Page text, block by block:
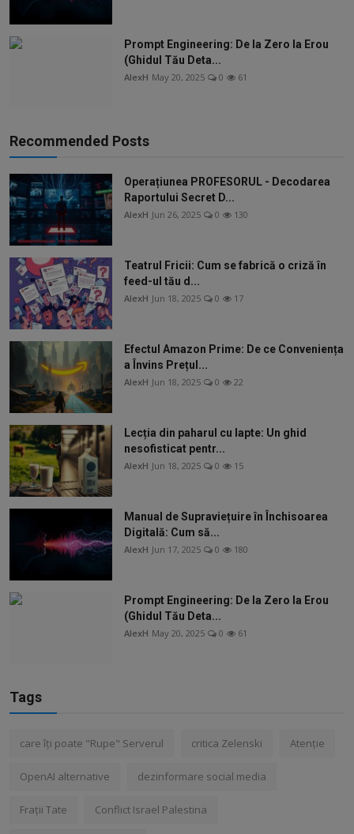
Prompt Engineering: De la Zero la Erou
(Ghidul Tău Deta...
AlexH May 20, 2025 0 61
Recommended Posts
Operațiunea PROFESORUL - Decodarea
Raportului Secret D...
AlexH Jun 26, 2025 0 130
Teatrul Fricii: Cum se fabrică o criză în
feed-ul tău d...
AlexH Jun 18, 2025 0 17
Efectul Amazon Prime: De ce Conveniența
a Învins Prețul...
AlexH Jun 18, 2025 0 22
Lecția din paharul cu lapte: Un ghid
nesofisticat pentr...
AlexH Jun 18, 2025 0 15
Manual de Supraviețuire în Închisoarea
Digitală: Cum să...
AlexH Jun 17, 2025 0 180
Prompt Engineering: De la Zero la Erou
(Ghidul Tău Deta...
AlexH May 20, 2025 0 61
Tags
care îți poate "Rupe" Serverul critica Zelenski Atenție
OpenAI alternative dezinformare social media
Frații Tate Conflict Israel Palestina